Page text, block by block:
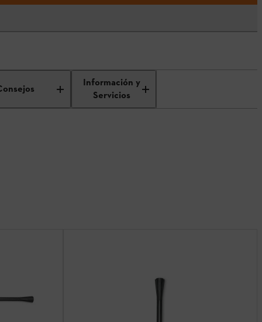
Información y
Servicios